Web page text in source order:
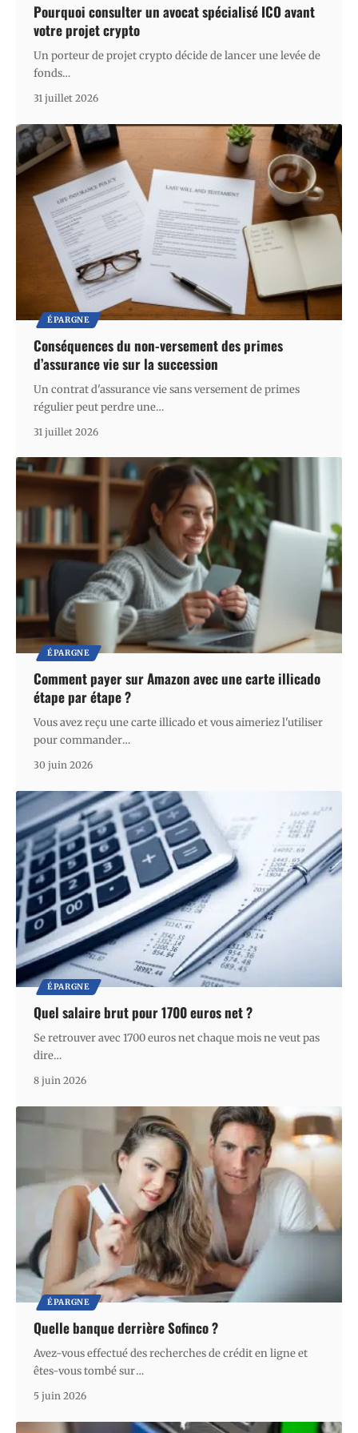
Pourquoi consulter un avocat spécialisé ICO avant
votre projet crypto
Un porteur de projet crypto décide de lancer une levée de
fonds…
31 juillet 2026
ÉPARGNE
Conséquences du non-versement des primes
d’assurance vie sur la succession
Un contrat d'assurance vie sans versement de primes
régulier peut perdre une…
31 juillet 2026
ÉPARGNE
Comment payer sur Amazon avec une carte illicado
étape par étape ?
Vous avez reçu une carte illicado et vous aimeriez l'utiliser
pour commander…
30 juin 2026
ÉPARGNE
Quel salaire brut pour 1700 euros net ?
Se retrouver avec 1700 euros net chaque mois ne veut pas
dire…
8 juin 2026
ÉPARGNE
Quelle banque derrière Sofinco ?
Avez-vous effectué des recherches de crédit en ligne et
êtes-vous tombé sur…
5 juin 2026